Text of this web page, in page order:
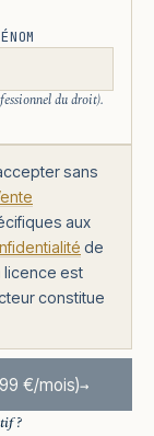
du droit).
sans
aux
de
licence est
constitue
€/mois)
?